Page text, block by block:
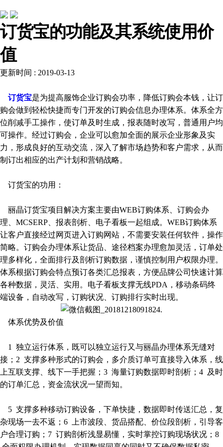
订货宝的功能及其系统使用价
值
更新时间 : 2019-03-13
订货宝是为提高服饰企业订购会功率，降低订购会本钱，让订
购会做到轻松快捷而专门开发的订购会信息办理体系。体系全方
位削减手工操作，使订单及时生成，报表随时改写，普通用户均
可操作。经过订购会，企业可以愈加全面的展示企业形象及实
力，形成良好的互动交流，深入了解市场趋势和客户需求，从而
制订出相应的出产计划和营销战略。
订货宝的功用：
丽晶订货宝项目解决方案主要由WEB订购体系、订购会办
理、MCSERP、报表剖析、电子看板一起组成。WEB订购体系
让客户直接经过网页进入订购网站，不需要安装任何软件，操作
简略。订购会办理体系让货品、途径档案办理愈加灵活，订单处
理多样化，全面排行及剖析订购数据，谨慎控制用户权限办理。
体系根据订购会特点预订各类汇总报表，方便品牌公司快速计算
各种数据，灵活、实用。电子看板支撑无线PDA，移动条码终
端设备，自动改写，订购状况、订购排行实时出现。
体系优势及价值
1 独立运行体系，既可以独立运行又与丽晶办理体系无缝对
接；2 支撑多种形式的订购会，多介质订单可直接导入体系，线
上互联支撑、线下一手把握；3 海量订购数据即时剖析；4 及时
的订单汇总，资金流状况一望而知。
5 支撑多种移动订购设备，下单快捷，数据即时传送汇总，复
杂现场一去不返；6 上市波段、货品搭配、价位段剖析，引导客
户合理订购；7 订购剖析浅显易懂，实时掌控订购现场状况；8